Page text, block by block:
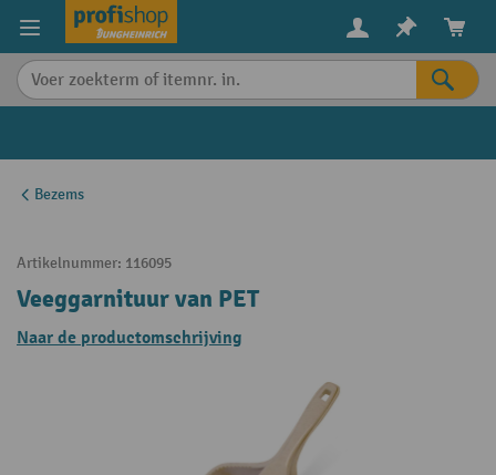
content
Bezems
Artikelnummer: 116095
Veeggarnituur van PET
Naar de productomschrijving